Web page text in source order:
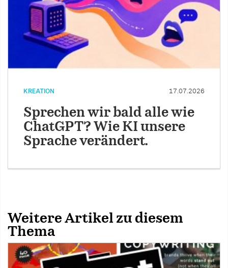
KREATION 17.07.2026
Sprechen wir bald alle wie
ChatGPT? Wie KI unsere
Sprache verändert.
Weitere Artikel zu diesem
Thema